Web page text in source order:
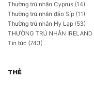
Thường trú nhân Cyprus (14)
Thường trú nhân đảo Síp (11)
Thường trú nhân Hy Lạp (53)
THƯỜNG TRÚ NHÂN IRELAND
Tin tức (743)
THẺ